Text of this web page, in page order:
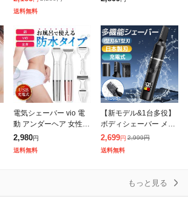
ーバー レディースシェ
ー アンダーヘ
送料無料
電気シェーバー vio 電
動 アンダーヘア 女性用
全身 フェイスシェーバ
ー vライン 眉毛 ボディ
2,980円
送料無料
【新モデル&1台多役】
ボディシェーバー メン
ズシェーバー 髭剃り 電
動 LEDディスプレ メン
2,699円 2,999円
送料無料
もっと見る